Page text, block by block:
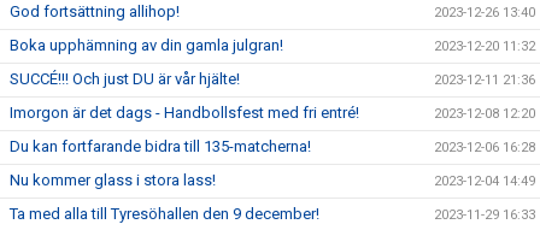
God fortsättning allihop! 2023-12-26 13:40
Boka upphämning av din gamla julgran! 2023-12-20 11:32
SUCCÉ!!! Och just DU är vår hjälte! 2023-12-11 21:36
Imorgon är det dags - Handbollsfest med fri entré! 2023-12-08 12:20
Du kan fortfarande bidra till 135-matcherna! 2023-12-06 16:28
Nu kommer glass i stora lass! 2023-12-04 14:49
Ta med alla till Tyresöhallen den 9 december! 2023-11-29 16:33